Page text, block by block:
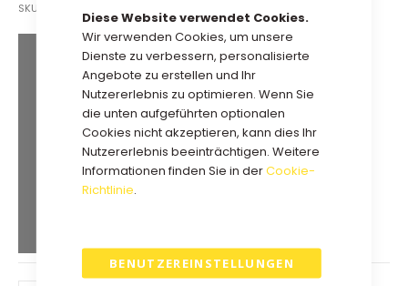
Diese Website verwendet Cookies.
Wir verwenden Cookies, um unsere
Dienste zu verbessern, personalisierte
Angebote zu erstellen und Ihr
Nutzererlebnis zu optimieren. Wenn Sie
die unten aufgeführten optionalen
Cookies nicht akzeptieren, kann dies Ihr
Nutzererlebnis beeinträchtigen. Weitere
Informationen finden Sie in derCookie-
Richtlinie.
BENUTZEREINSTELLUNGEN
SKU
Extra Mengenrabatt
Kauf 2 für90,25 €jeweils und
5%
Kauf 5 für87,40 € jeweils und
8%
85,50 €